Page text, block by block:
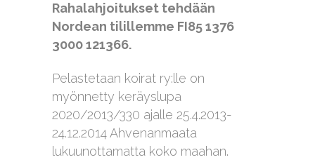
Rahalahjoitukset tehdään
Nordean tilillemme FI85 1376
3000 121366.
Pelastetaan koirat ry:lle on
myönnetty keräyslupa
2020/2013/330 ajalle 25.4.2013-
24.12.2014 Ahvenanmaata
lukuunottamatta koko maahan.